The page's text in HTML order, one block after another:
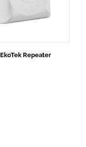
EkoTek Repeater